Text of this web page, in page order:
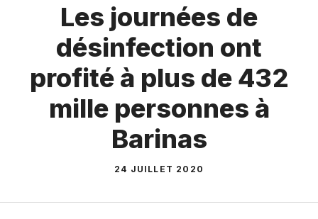
Les journées de
désinfection ont
profité à plus de 432
mille personnes à
Barinas
24 JUILLET 2020